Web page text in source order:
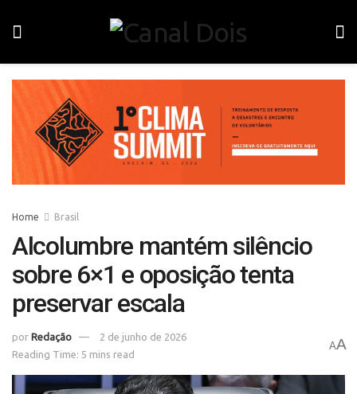
Home Brasil
Alcolumbre mantém silêncio
sobre 6×1 e oposição tenta
preservar escala
por Redação
2 de junho de 2026
Reading Time: 5 mins read
AA